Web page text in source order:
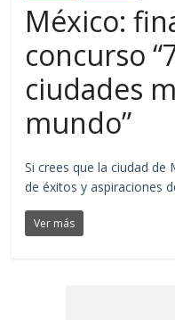
México:
concurso
ciudades
mundo”
Si crees que la ciudad de
de éxitos y aspiraciones
Ver más